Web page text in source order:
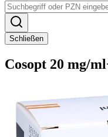
Schließen
Cosopt 20 mg/